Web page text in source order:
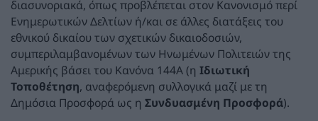
διασυνοριακά, όπως προβλέπεται στον Κανονισμό περί
Ενημερωτικών Δελτίων ή/και σε άλλες διατάξεις του
εθνικού δικαίου των σχετικών δικαιοδοσιών,
συμπεριλαμβανομένων των Ηνωμένων Πολιτειών της
Αμερικής βάσει του Κανόνα 144A (η Ιδιωτική
Τοποθέτηση, αναφερόμενη συλλογικά μαζί με τη
Δημόσια Προσφορά ως η Συνδυασμένη Προσφορά).